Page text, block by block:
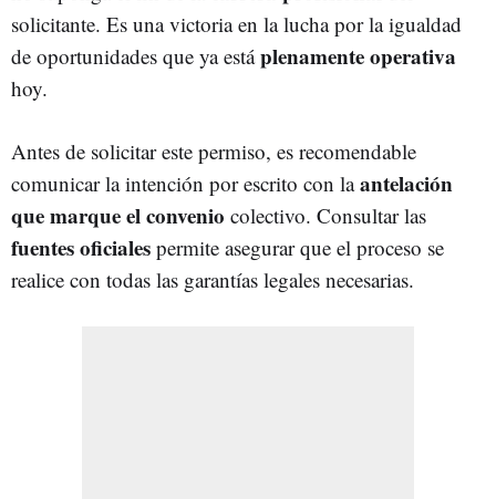
solicitante. Es una victoria en la lucha por la igualdad
de oportunidades que ya estáplenamente operativa
hoy.
Antes de solicitar este permiso, es recomendable
comunicar la intención por escrito con laantelación
que marque el convenio colectivo. Consultar las
fuentes oficiales permite asegurar que el proceso se
realice con todas las garantías legales necesarias.